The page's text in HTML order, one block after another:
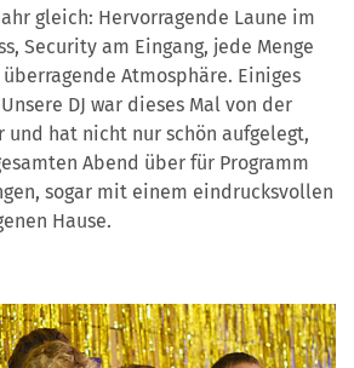
gleich: Hervorragende Laune im
Security am Eingang, jede Menge
Atmosphäre. Einiges
DJ war dieses Mal von der
und hat nicht nur schön aufgelegt,
Abend über für Programm
sogar mit einem eindrucksvollen
Hause.